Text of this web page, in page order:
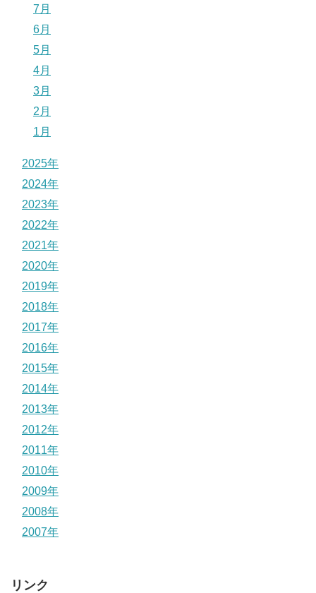
7月
6月
5月
4月
3月
2月
1月
2025年
2024年
2023年
2022年
2021年
2020年
2019年
2018年
2017年
2016年
2015年
2014年
2013年
2012年
2011年
2010年
2009年
2008年
2007年
リンク